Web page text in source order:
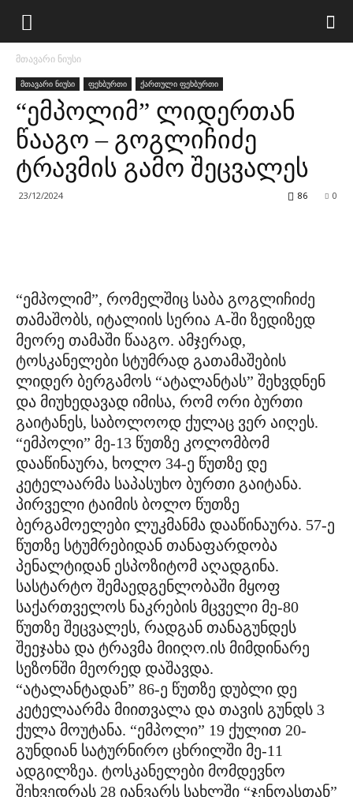
მთავარი ნიუსი
მთავარი ნიუსი ფეხბურთი ქართული ფეხბურთი
“ემპოლიმ” ლიდერთან
წააგო – გოგლიჩიძე
ტრავმის გამო შეცვალეს
23/12/2024 0
86
“ემპოლიმ”, რომელშიც საბა გოგლიჩიძე
თამაშობს, იტალიის სერია A-ში ზედიზედ
მეორე თამაში წააგო. ამჯერად,
ტოსკანელები სტუმრად გათამაშების
ლიდერ ბერგამოს “ატალანტას” შეხვდნენ
და მიუხედავად იმისა, რომ ორი ბურთი
გაიტანეს, საბოლოოდ ქულაც ვერ აიღეს.
“ემპოლი” მე-13 წუთზე კოლომბომ
დააწინაურა, ხოლო 34-ე წუთზე დე
კეტელაარმა საპასუხო ბურთი გაიტანა.
პირველი ტაიმის ბოლო წუთზე
ბერგამოელები ლუკმანმა დააწინაურა. 57-ე
წუთზე სტუმრებიდან თანაფარდობა
პენალტიდან ესპოზიტომ აღადგინა.
სასტარტო შემაედგენლობაში მყოფ
საქართველოს ნაკრების მცველი მე-80
წუთზე შეცვალეს, რადგან თანაგუნდეს
შეეჯახა და ტრავმა მიიღო.ის მიმდინარე
სეზონში მეორედ დაშავდა.
“ატალანტადან” 86-ე წუთზე დუბლი დე
კეტელაარმა მიითვალა და თავის გუნდს 3
ქულა მოუტანა. “ემპოლი” 19 ქულით 20-
გუნდიან სატურნირო ცხრილში მე-11
ადგილზეა. ტოსკანელები მომდევნო
შეხვედრას 28 იანვარს სახლში “ჯენოასთან”